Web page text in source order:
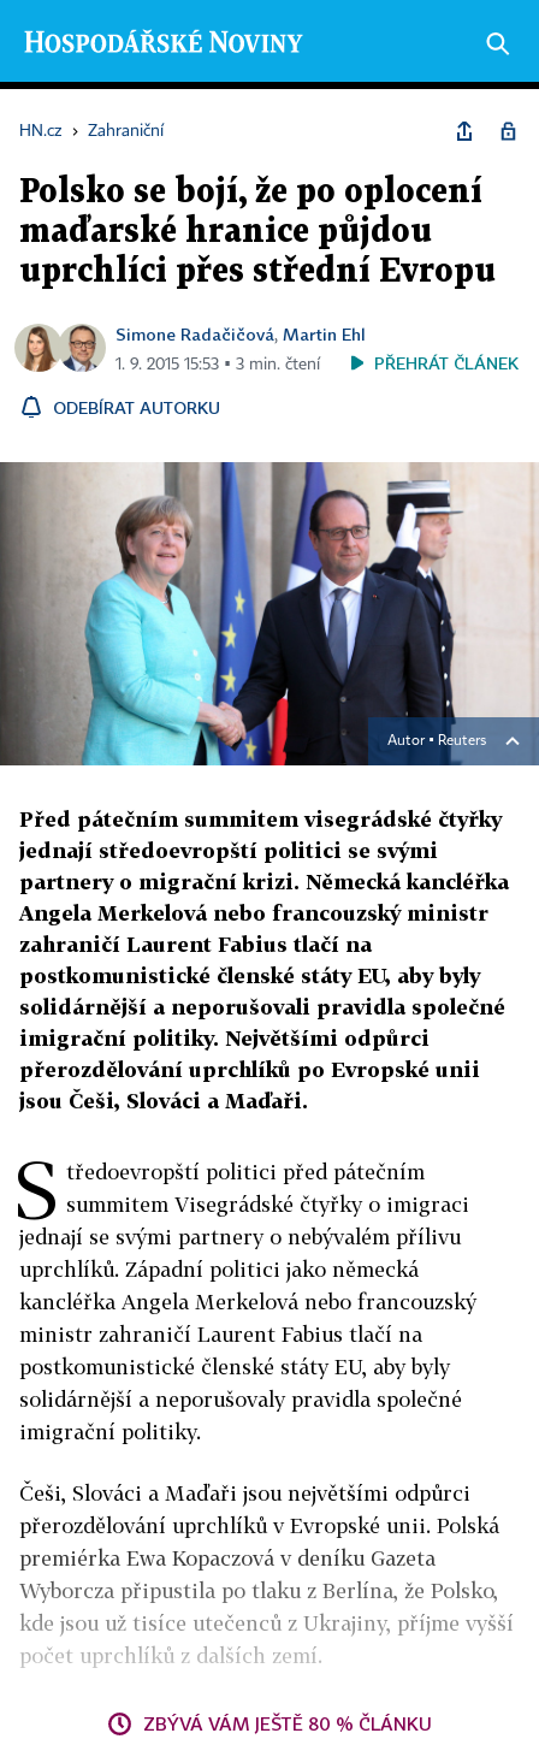
HN.cz › Zahraniční
Polsko se bojí, že po oplocení
maďarské hranice půjdou
uprchlíci přes střední Evropu
Simone Radačičová, Martin Ehl
1. 9. 2015 15:53 ▪ 3 min. čtení PŘEHRÁT ČLÁNEK
ODEBÍRAT AUTORKU
Autor ▪ Reuters
Před pátečním summitem visegrádské čtyřky
jednají středoevropští politici se svými
partnery o migrační krizi. Německá kancléřka
Angela Merkelová nebo francouzský ministr
zahraničí Laurent Fabius tlačí na
postkomunistické členské státy EU, aby byly
solidárnější a neporušovali pravidla společné
imigrační politiky. Největšími odpůrci
přerozdělování uprchlíků po Evropské unii
jsou Češi, Slováci a Maďaři.
S tředoevropští politici před pátečním
summitem Visegrádské čtyřky o imigraci
jednají se svými partnery o nebývalém přílivu
uprchlíků. Západní politici jako německá
kancléřka Angela Merkelová nebo francouzský
ministr zahraničí Laurent Fabius tlačí na
postkomunistické členské státy EU, aby byly
solidárnější a neporušovaly pravidla společné
imigrační politiky.
Češi, Slováci a Maďaři jsou největšími odpůrci
přerozdělování uprchlíků v Evropské unii. Polská
premiérka Ewa Kopaczová v deníku Gazeta
Wyborcza připustila po tlaku z Berlína, že Polsko,
kde jsou už tisíce utečenců z Ukrajiny, příjme vyšší
počet uprchlíků z dalších zemí.
ZBÝVÁ VÁM JEŠTĚ 80 % ČLÁNKU